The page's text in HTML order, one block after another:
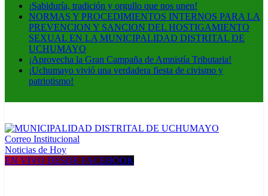
¡Sabiduría, tradición y orgullo que nos unen!
NORMAS Y PROCEDIMIENTOS INTERNOS PARA LA
PREVENCION Y SANCION DEL HOSTIGAMIENTO
SEXUAL EN LA MUNICIPALIDAD DISTRITAL DE
UCHUMAYO
¡Aprovecha la Gran Campaña de Amnistía Tributaria!
¡Uchumayo vivió una verdadera fiesta de civismo y
patriotismo!
MUNICIPALIDAD DISTRITAL DE UCHUMAYO
Construyendo una nueva Historia
Correo Institucional
Noticias de Hoy
EN VIVO DESDE FACEBOOK